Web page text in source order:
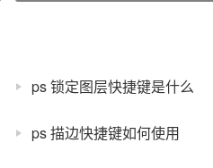
ps 锁定图层快捷键是什么
ps 描边快捷键如何使用